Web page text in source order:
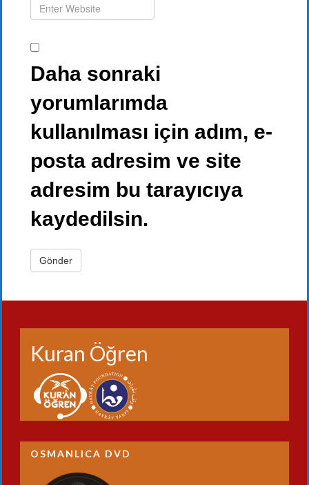
Daha sonraki
yorumlarımda
kullanılması için adım, e-
posta adresim ve site
adresim bu tarayıcıya
kaydedilsin.
Kuran Öğren
OSMANLICA DVD